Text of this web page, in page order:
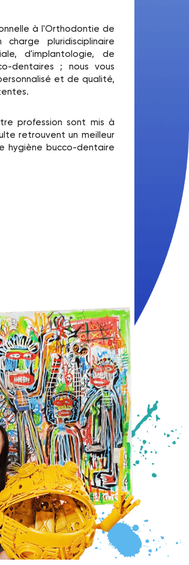
à l'Orthodontie de
pluridisciplinaire
d'implantologie, de
dentaires ; nous vous
et de qualité,
profession sont mis à
retrouvent un meilleur
hygiène bucco-dentaire